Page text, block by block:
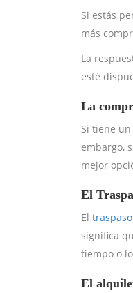
Si estás
más
La
esté
La
Si tiene
embargo,
mejor
El
El
significa
tiempo o
El